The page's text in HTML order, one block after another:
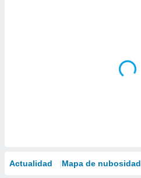
Actualidad Mapa de nubosidad